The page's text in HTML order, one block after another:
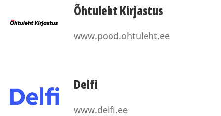
Õhtuleht Kirjastus
www.pood.ohtuleht.ee
Delfi
www.delfi.ee